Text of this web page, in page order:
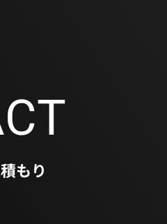
もり